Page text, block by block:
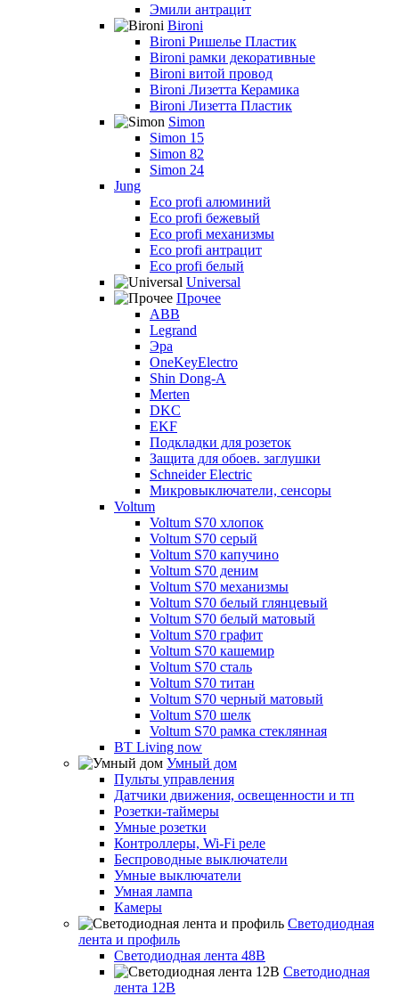
Эмили антрацит
Bironi
Bironi Ришелье Пластик
Bironi рамки декоративные
Bironi витой провод
Bironi Лизетта Керамика
Bironi Лизетта Пластик
Simon
Simon 15
Simon 82
Simon 24
Jung
Eco profi алюминий
Eco profi бежевый
Eco profi механизмы
Eco profi антрацит
Eco profi белый
Universal
Прочее
ABB
Legrand
Эра
OneKeyElectro
Shin Dong-A
Merten
DKC
EKF
Подкладки для розеток
Защита для обоев. заглушки
Schneider Electric
Микровыключатели, сенсоры
Voltum
Voltum S70 хлопок
Voltum S70 серый
Voltum S70 капучино
Voltum S70 деним
Voltum S70 механизмы
Voltum S70 белый глянцевый
Voltum S70 белый матовый
Voltum S70 графит
Voltum S70 кашемир
Voltum S70 сталь
Voltum S70 титан
Voltum S70 черный матовый
Voltum S70 шелк
Voltum S70 рамка стеклянная
BT Living now
Умный дом
Пульты управления
Датчики движения, освещенности и тп
Розетки-таймеры
Умные розетки
Контроллеры, Wi-Fi реле
Беспроводные выключатели
Умные выключатели
Умная лампа
Камеры
Светодиодная
лента и профиль
Светодиодная лента 48В
Светодиодная
лента 12В